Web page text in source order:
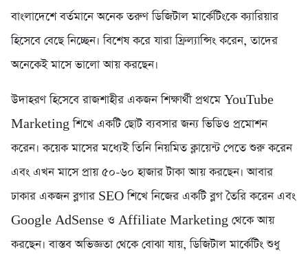
বাংলাদেশে বর্তমানে অনেক তরুণ ডিজিটাল মার্কেটিংকে ক্যারিয়ার
হিসেবে বেছে নিচ্ছেন। বিশেষ করে যারা ফ্রিল্যান্সিং করেন, তাদের
অনেকেই মাসে ভালো আয় করছেন।
উদাহরণ হিসেবে রাজশাহীর একজন শিক্ষার্থী প্রথমে YouTube
Marketing শিখে একটি ছোট ব্যবসার জন্য ভিডিও প্রমোশন
করেন। কয়েক মাসের মধ্যেই তিনি নিয়মিত ক্লায়েন্ট পেতে শুরু করেন
এবং এখন মাসে প্রায় ৫০-৬০ হাজার টাকা আয় করছেন। আবার
ঢাকার একজন ব্লগার SEO শিখে নিজের একটি ব্লগ তৈরি করেন এবং
Google AdSense ও Affiliate Marketing থেকে আয়
করছেন। বাস্তব অভিজ্ঞতা থেকে বোঝা যায়, ডিজিটাল মার্কেটিং শুধু